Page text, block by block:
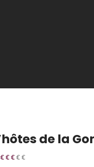
de la
€ € € € €
€ € €